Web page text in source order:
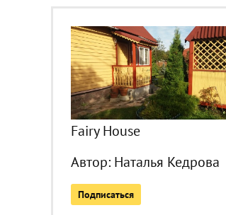
Fairy House
Автор: Наталья Кедрова
Подписаться